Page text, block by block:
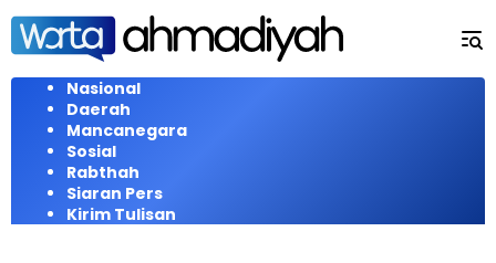
Langsung
konten
Nasional
Daerah
Mancanegara
Sosial
Rabthah
Siaran Pers
Kirim Tulisan